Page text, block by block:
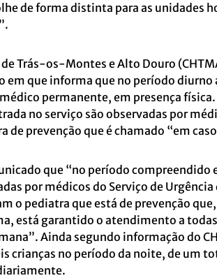
de forma distinta para as unidades
Trás-os-Montes e Alto Douro
em que informa que no período diurno
permanente, em presença
no serviço são observadas por
de prevenção que é chamado “em
que “no período compreendido
por médicos do Serviço de Urgência
o pediatra que está de prevenção
está garantido o atendimento a
Ainda segundo informação do
crianças no período da noite, de um